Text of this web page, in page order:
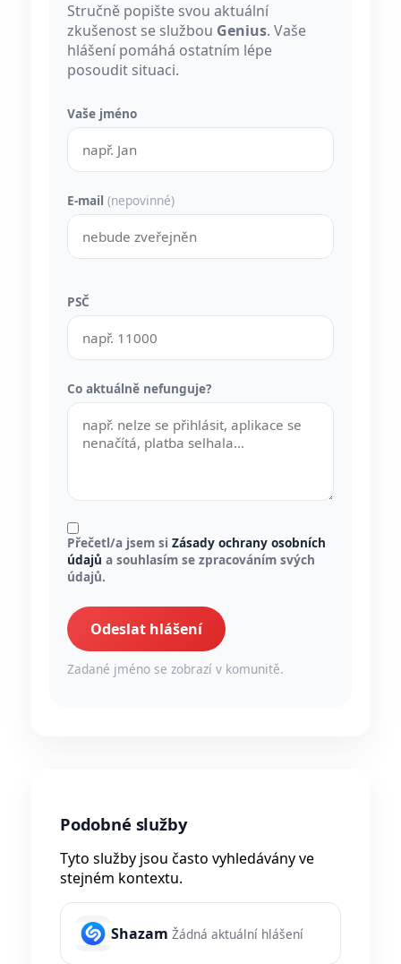
Stručně popište svou aktuální
zkušenost se službou Genius. Vaše
hlášení pomáhá ostatním lépe
posoudit situaci.
Vaše jméno
E-mail (nepovinné)
PSČ
Co aktuálně nefunguje?
Přečetl/a jsem si Zásady ochrany osobních
údajů a souhlasím se zpracováním svých
údajů.
Odeslat hlášení
Zadané jméno se zobrazí v komunitě.
Podobné služby
Tyto služby jsou často vyhledávány ve
stejném kontextu.
Shazam Žádná aktuální hlášení